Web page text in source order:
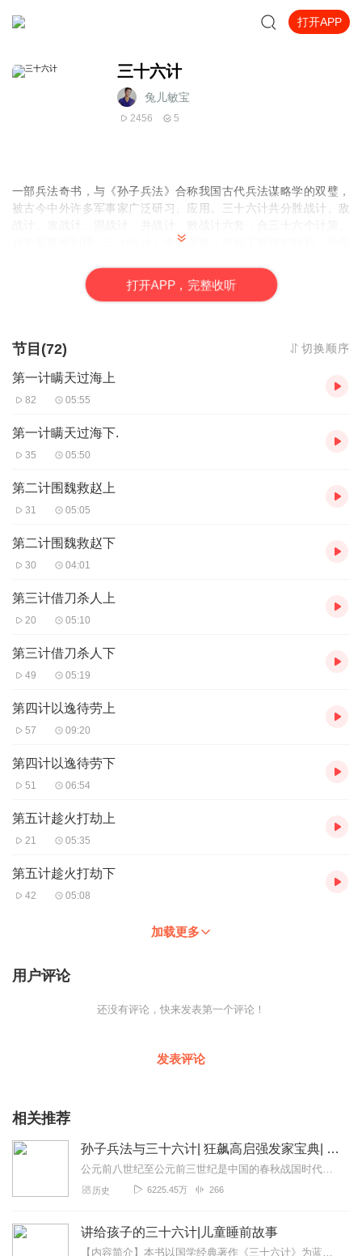
打开APP
三十六计
兔儿敏宝
2456 5
一部兵法奇书，与《孙子兵法》合称我国古代兵法谋略学的双璧，
被古今中外许多军事家广泛研习、应用。三十六计共分胜战计、敌
很多军事家利用《三十六计》中的谋略，取得了辉煌的胜利，为世
打开APP，完整收听
节目(72) 切换顺序
第一计瞒天过海上
82 05:55
第一计瞒天过海下.
35 05:50
第二计围魏救赵上
31 05:05
第二计围魏救赵下
30 04:01
第三计借刀杀人上
20 05:10
第三计借刀杀人下
49 05:19
第四计以逸待劳上
57 09:20
第四计以逸待劳下
51 06:54
第五计趁火打劫上
21 05:35
第五计趁火打劫下
42 05:08
加载更多
用户评论
还没有评论，快来发表第一个评论！
发表评论
相关推荐
孙子兵法与三十六计| 狂飙高启强发家宝典| 读懂政治、军事与各阶层人物彼此间的谋略智慧与博弈
公元前八世纪至公元前三世纪是中国的春秋战国时代，这是一个战争伴随着变革，动荡伴随着创新的时代，在这个强者生、弱者亡，智者兴、愚者衰的时代里，我们的祖先用他们的智...
历史 6225.45万 266
讲给孩子的三十六计|儿童睡前故事
【内容简介】本书以国学经典著作《三十六计》为蓝本，将三十六个兵家谋略融入到趣味的小故事当中，既保留了原汁原味的故事精髓，又特别适合小朋友阅读和理解，让他们在轻松...